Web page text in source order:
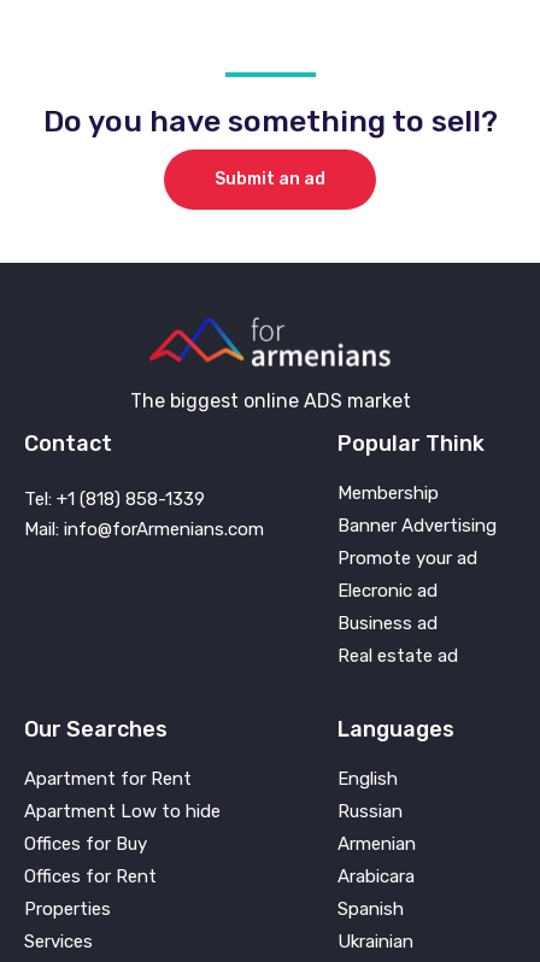
Do you have something to sell?
Submit an ad
The biggest online ADS market
Contact
Tel: +1 (818) 858-1339
Mail: info@forArmenians.com
Popular Think
Membership
Banner Advertising
Promote your ad
Elecronic ad
Business ad
Real estate ad
Our Searches
Apartment for Rent
Apartment Low to hide
Offices for Buy
Offices for Rent
Properties
Services
Languages
English
Russian
Armenian
Arabicara
Spanish
Ukrainian